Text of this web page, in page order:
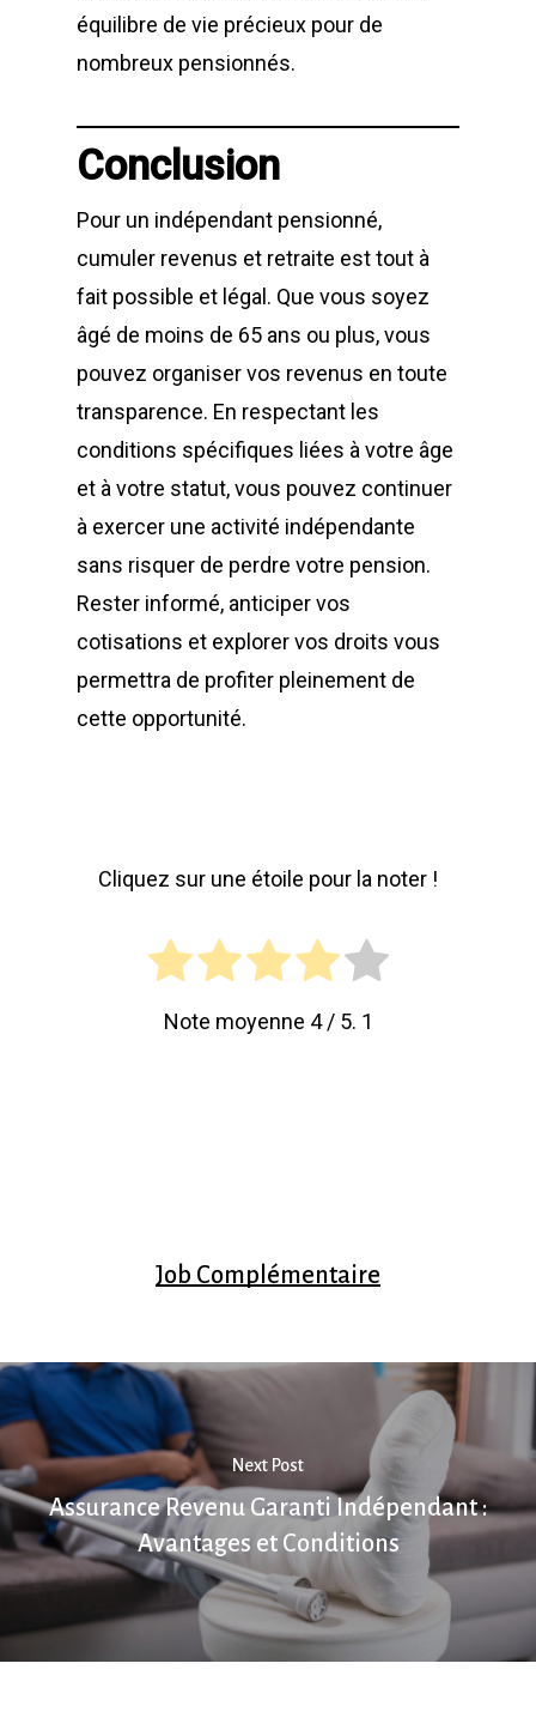
équilibre de vie précieux pour de
nombreux pensionnés.
Conclusion
Pour un indépendant pensionné,
cumuler revenus et retraite est tout à
fait possible et légal. Que vous soyez
âgé de moins de 65 ans ou plus, vous
pouvez organiser vos revenus en toute
transparence. En respectant les
conditions spécifiques liées à votre âge
et à votre statut, vous pouvez continuer
à exercer une activité indépendante
sans risquer de perdre votre pension.
Rester informé, anticiper vos
cotisations et explorer vos droits vous
permettra de profiter pleinement de
cette opportunité.
Cliquez sur une étoile pour la noter !
Note moyenne 4/ 5. 1
Job Complémentaire
Next Post
Assurance Revenu Garanti Indépendant :
Avantages et Conditions